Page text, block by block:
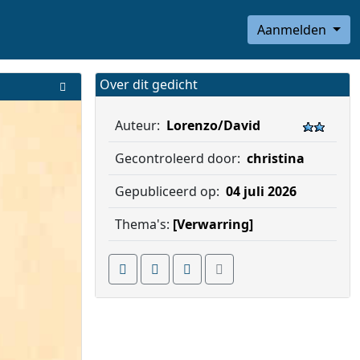
Aanmelden
Over dit gedicht
Auteur: Lorenzo/David
Gecontroleerd door: christina
Gepubliceerd op: 04 juli 2026
Thema's: [Verwarring]